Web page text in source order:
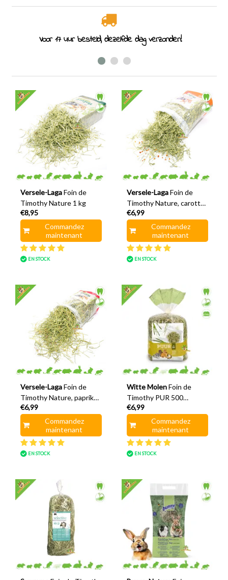
Voor 17 uur besteld, dezelfde dag verzonden!
Versele-Laga Foin de
Timothy Nature 1 kg
€8,95
Commandez
maintenant
EN STOCK
Versele-Laga Foin de
Timothy Nature, carottes
et potiron, 500 grammes
€6,99
Commandez
maintenant
EN STOCK
Versele-Laga Foin de
Timothy Nature, paprika
et panais 500 grammes
€6,99
Commandez
maintenant
EN STOCK
Witte Molen Foin de
Timothy PUR 500
grammes
€6,99
Commandez
maintenant
EN STOCK